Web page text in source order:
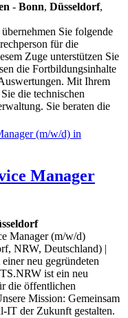
- Bonn, Düsseldorf,
Sie folgende
für die
Zuge unterstützen Sie
die Fortbildungsinhalte
Mit Ihrem
die technischen
Sie beraten die
Manager
Manager (m/w/d)
NRW, Deutschland) |
neu gegründeten
ist ein neu
die öffentlichen
Mission: Gemeinsam
IT der Zukunft gestalten.